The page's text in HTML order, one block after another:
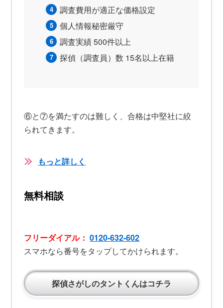
調査費用が適正な価格設定
個人情報秘密厳守
調査実績 500件以上
探偵（調査員）数 15名以上在籍
⑥と⑦を満たすのは難しく、合格は中堅社に絞
られてきます。
もっと詳しく
無料相談
フリーダイアル：0120-632-602
スマホなら番号をタップしてかけられます。
探偵さがしのタントくんはコチラ